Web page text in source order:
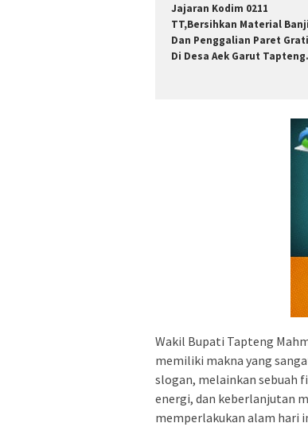
Jajaran Kodim 0211
TT,Bersihkan Material
Dan Penggalian Paret
Di Desa Aek Garut Tapteng.
Wakil Bupati Tapteng
memiliki makna yang
slogan, melainkan sebuah
energi, dan keberlanjutan
memperlakukan alam hari